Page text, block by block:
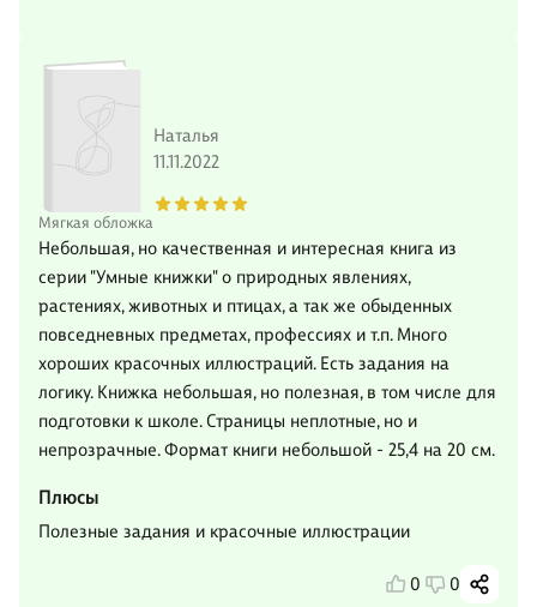
Мягкая обложка
Наталья
11.11.2022
Небольшая, но качественная и интересная книга из
серии "Умные книжки" о природных явлениях,
растениях, животных и птицах, а так же обыденных
повседневных предметах, профессиях и т.п. Много
хороших красочных иллюстраций. Есть задания на
логику. Книжка небольшая, но полезная, в том числе для
подготовки к школе. Страницы неплотные, но и
непрозрачные. Формат книги небольшой - 25,4 на 20 см.
Плюсы
Полезные задания и красочные иллюстрации
0 0